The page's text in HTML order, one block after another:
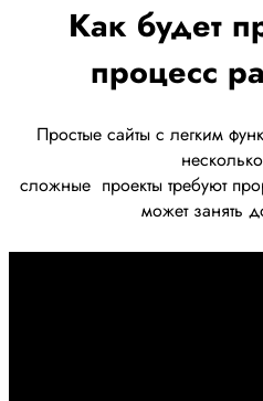
Как будет
процесс
Простые сайты с легким
сложные проекты требуют
может занять